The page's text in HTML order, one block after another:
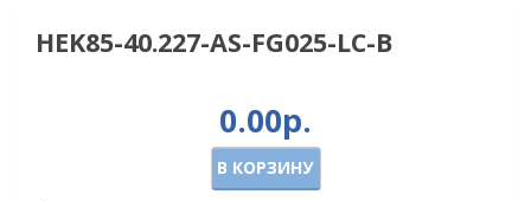
HEK85-40.227-AS-FG025-LC-B
0.00р.
В КОРЗИНУ